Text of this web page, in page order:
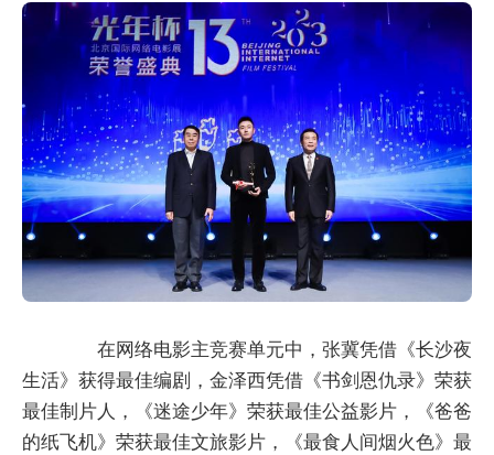
在网络电影主竞赛单元中，张冀凭借《长沙夜
生活》获得最佳编剧，金泽西凭借《书剑恩仇录》荣获
最佳制片人，《迷途少年》荣获最佳公益影片，《爸爸
的纸飞机》荣获最佳文旅影片，《最食人间烟火色》最